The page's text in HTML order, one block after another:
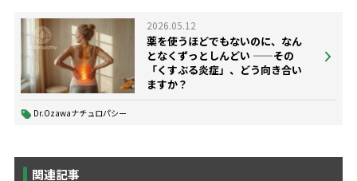
2026.05.12
薬を使うほどでもないのに、なん
となくずっとしんどい ——その
「くすぶる炎症」、どう向き合い
ますか？
Dr.Ozawaナチュロパシー
関連記事